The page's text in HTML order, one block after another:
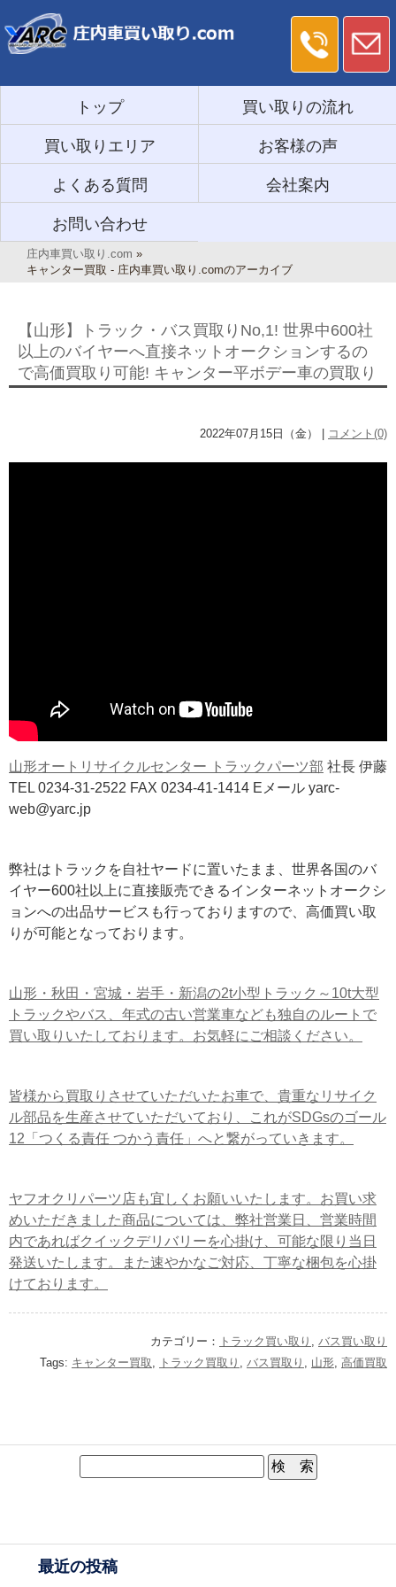
トップ 買い取りの流れ
買い取りエリア お客様の声
よくある質問 会社案内
お問い合わせ
庄内車買い取り.com »
キャンター買取 - 庄内車買い取り.comのアーカイブ
【山形】トラック・バス買取りNo,1! 世界中600社
以上のバイヤーへ直接ネットオークションするの
で高価買取り可能! キャンター平ボデー車の買取り
2022年07月15日（金） | コメント(0)
山形オートリサイクルセンター トラックパーツ部 社長 伊藤
TEL 0234-31-2522 FAX 0234-41-1414 Eメール yarc-
web@yarc.jp
弊社はトラックを自社ヤードに置いたまま、世界各国のバ
イヤー600社以上に直接販売できるインターネットオークシ
ョンへの出品サービスも行っておりますので、高価買い取
りが可能となっております。
山形・秋田・宮城・岩手・新潟の2t小型トラック～10t大型
トラックやバス、年式の古い営業車なども独自のルートで
買い取りいたしております。お気軽にご相談ください。
皆様から買取りさせていただいたお車で、貴重なリサイク
ル部品を生産させていただいており、これがSDGsのゴール
12「つくる責任 つかう責任」へと繋がっていきます。
ヤフオクリパーツ店も宜しくお願いいたします。お買い求
めいただきました商品については、弊社営業日、営業時間
内であればクイックデリバリーを心掛け、可能な限り当日
発送いたします。また速やかなご対応、丁寧な梱包を心掛
けております。
カテゴリー： トラック買い取り
バス買い取り
Tags: キャンター買取 トラック買取り バス買取り 山形 高価買取
最近の投稿